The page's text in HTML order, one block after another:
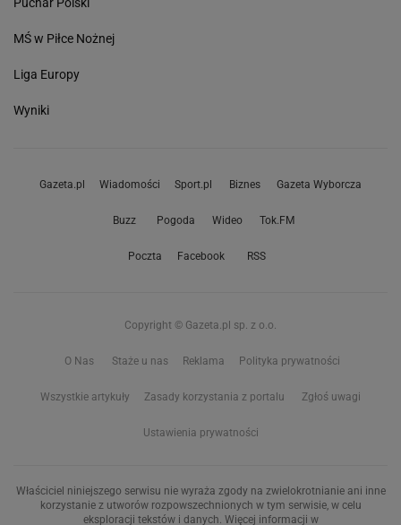
MŚ w Piłce Nożnej
Liga Europy
Wyniki
Gazeta.pl Wiadomości Sport.pl Biznes Gazeta Wyborcza
Buzz Pogoda Wideo Tok.FM
Poczta Facebook RSS
Copyright © Gazeta.pl sp. z o.o.
O Nas Staże u nas Reklama Polityka prywatności
Wszystkie artykuły Zasady korzystania z portalu Zgłoś uwagi
Ustawienia prywatności
Właściciel niniejszego serwisu nie wyraża zgody na zwielokrotnianie ani inne
korzystanie z utworów rozpowszechnionych w tym serwisie, w celu
eksploracji tekstów i danych. Więcej informacji w